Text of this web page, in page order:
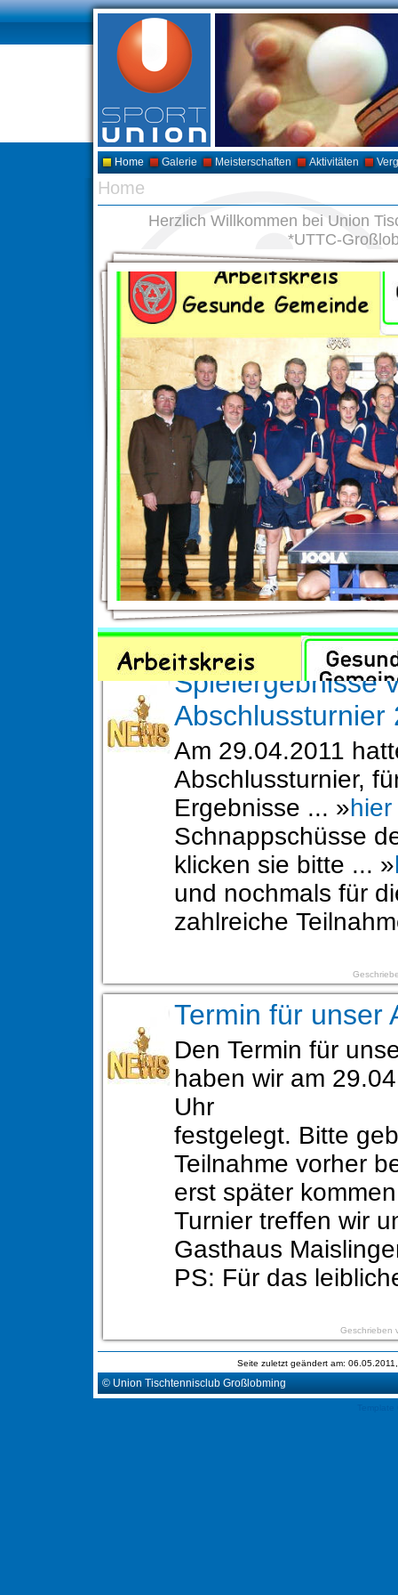
Home Galerie Meisterschaften Aktivitäten
Home
Herzlich Willkommen bei Union
*UTTC-
News
Spielergebnisse
Abschlussturnier
Am 29.04.2011
Abschlussturnier,
Ergebnisse ... »
Schnappschüsse
klicken sie bitte ... »
und nochmals für
zahlreiche
Termin für unser
Den Termin für
haben wir am
Uhr
festgelegt. Bitte
Teilnahme vorher
erst später
Turnier treffen wir
Gasthaus
PS: Für das
Geschrieben
Seite zuletzt geändert am:
© Union Tischtennisclub Großlobming